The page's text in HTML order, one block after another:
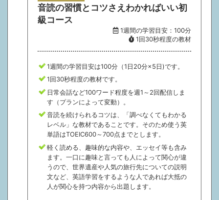
音読の習慣とコツさえわかればいい初
級コース
1週間の学習目安：100分
1回30秒程度の教材
1週間の学習目安は100分（1日20分×5日)です。
1回30秒程度の教材です。
日常会話など100ワード程度を週1～2回配信しま
す（プランによって変動）。
音読を続けられるコツは、「調べなくてもわかる
レベル」な教材であることです。そのため使う英
単語はTOEIC600～700点までとします。
軽く読める、趣味的な内容や、エッセイ等も含み
ます。一口に趣味と言っても人によって関心が違
うので、世界遺産や人気の旅行先についての説明
文など、英語学習をするような人であれば大抵の
人が関心を持つ内容から出題します。